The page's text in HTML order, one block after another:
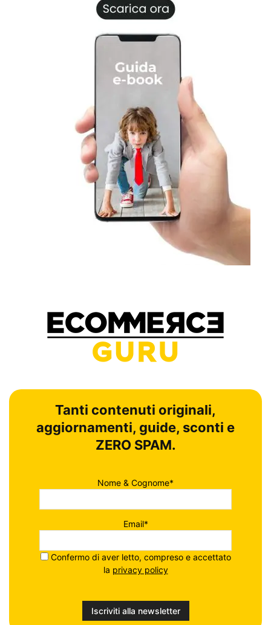
Tanti contenuti originali,
aggiornamenti, guide, sconti e
ZERO SPAM.
Nome & Cognome*
Email*
Confermo di aver letto, compreso e accettato
la privacy policy